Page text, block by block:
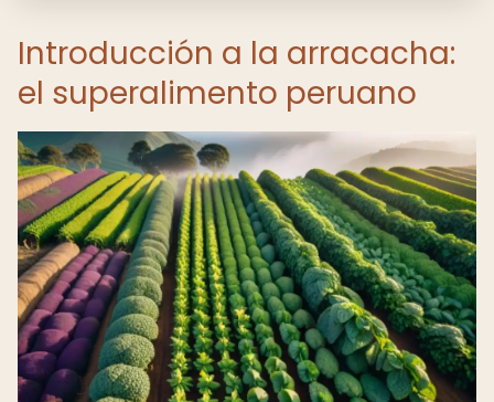
Introducción a la arracacha:
el superalimento peruano